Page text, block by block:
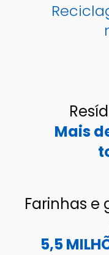
Mais
Farinhas e
5,5